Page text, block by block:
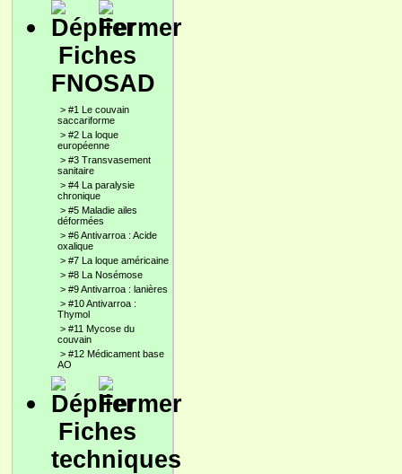
Fiches
FNOSAD
> #1 Le couvain
saccariforme
> #2 La loque
européenne
> #3 Transvasement
sanitaire
> #4 La paralysie
chronique
> #5 Maladie ailes
déformées
> #6 Antivarroa : Acide
oxalique
> #7 La loque américaine
> #8 La Nosémose
> #9 Antivarroa : lanières
> #10 Antivarroa :
Thymol
> #11 Mycose du
couvain
> #12 Médicament base
AO
Fiches
techniques